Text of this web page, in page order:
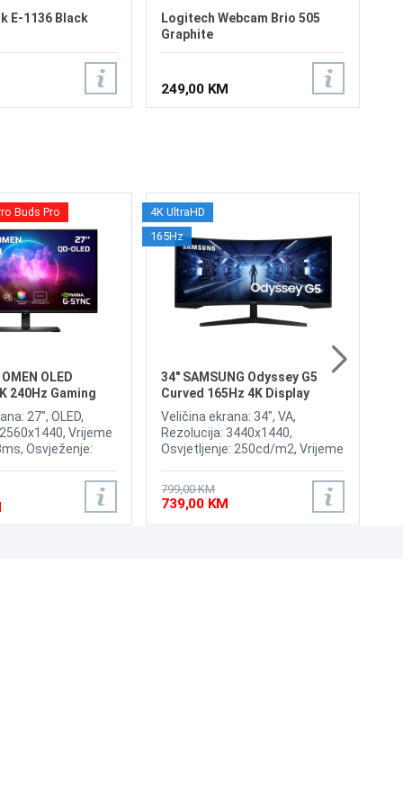
E-1136 Black
Logitech Webcam Brio 505
Graphite
249,00 KM
Buds Pro
OLED
240Hz Gaming
27", OLED,
Vrijeme
Osvježenje:
200nits, Adaptive
G-Sync, HyperX
Priključci:
DisplayPort 1.4
4K UltraHD
165Hz
34" SAMSUNG Odyssey G5
Curved 165Hz 4K Display
LC34G55TWWPXEN
Veličina ekrana: 34", VA,
Rezolucija: 3440x1440,
Osvjetljenje: 250cd/m2, Vrijeme
Premium, Priključci: HDMI,
DisplayPort
799,00 KM
739,00 KM